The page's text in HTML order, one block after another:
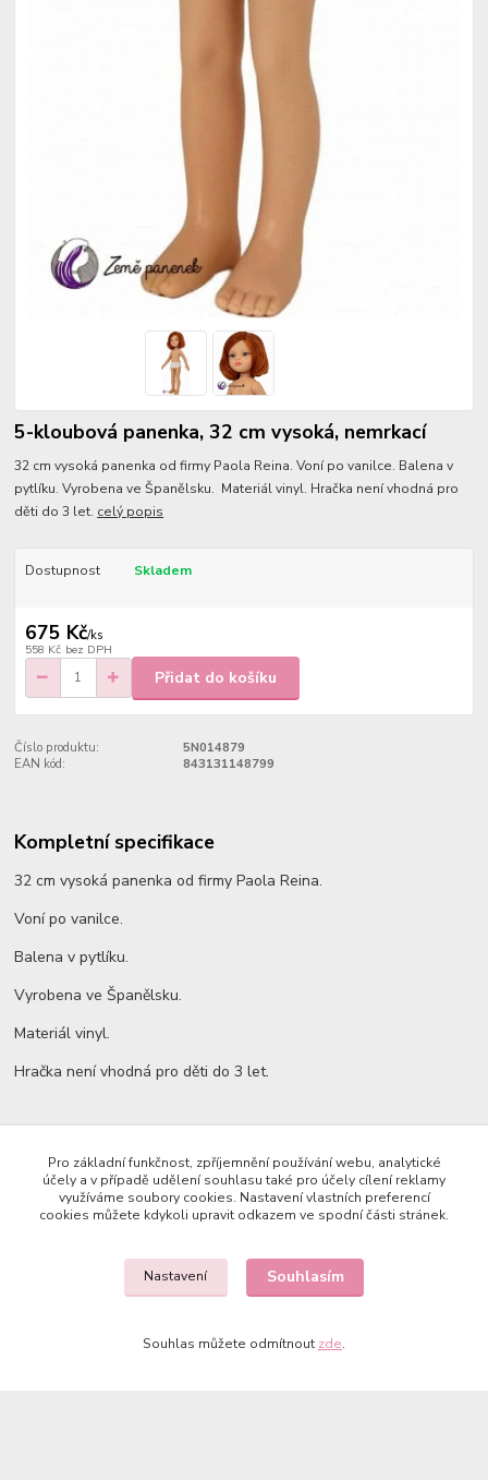
5-kloubová panenka, 32 cm vysoká, nemrkací
32 cm vysoká panenka od firmy Paola Reina. Voní po vanilce. Balena v
pytlíku. Vyrobena ve Španělsku. Materiál vinyl. Hračka není vhodná pro
děti do 3 let. celý popis
Dostupnost Skladem
675 Kč/ks
558 Kč bez DPH
Přidat do košíku
Číslo produktu:
5N014879
EAN kód:
843131148799
Kompletní specifikace
32 cm vysoká panenka od firmy Paola Reina.
Voní po vanilce.
Balena v pytlíku.
Vyrobena ve Španělsku.
Materiál vinyl.
Hračka není vhodná pro děti do 3 let.
Zboží zařazeno v kategoriích
AKCE a dočasné nabídky
Paola Reina 32 cm bez oblečku
Copyright © 2023 Země panenek
Pro základní funkčnost, zpříjemnění používání webu, analytické
účely a v případě udělení souhlasu také pro účely cílení reklamy
využíváme soubory cookies. Nastavení vlastních preferencí
cookies můžete kdykoli upravit odkazem ve spodní části stránek.
Nastavení Souhlasím
Souhlas můžete odmítnout zde.